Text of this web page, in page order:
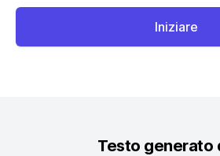
Iniziare
Testo generato